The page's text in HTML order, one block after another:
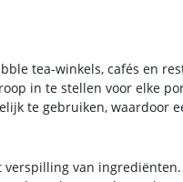
tea-winkels, cafés en
in te stellen voor elke
te gebruiken, waardoor
van